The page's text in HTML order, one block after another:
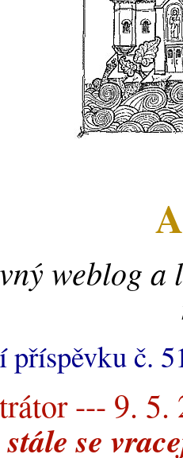
weblog a
příspěvku č.
--- 9. 5.
se